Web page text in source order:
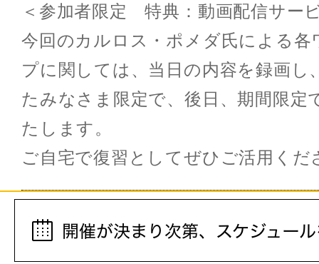
＜参加者限定 特典：動画配信サー
今回のカルロス・ポメダ氏による各
プに関しては、当日の内容を録画し
たみなさま限定で、後日、期間限定
たします。
ご自宅で復習としてぜひご活用くだ